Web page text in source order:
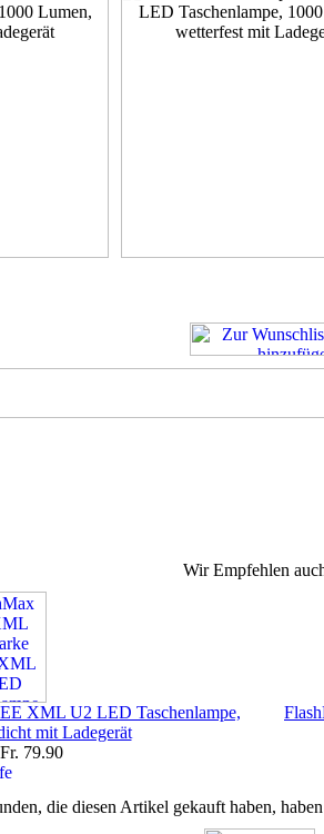
Wir Empfehlen
XML U2 LED Taschenlampe,
mit Ladegerät
Fr. 79.90
die diesen Artikel gekauft haben,